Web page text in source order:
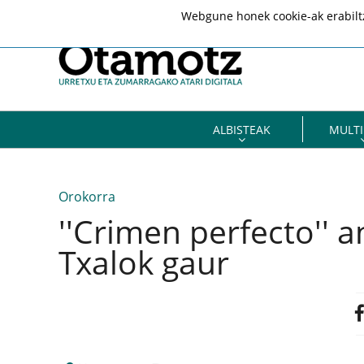
ALBISTEAK
Orokorra
''Crimen perfecto''
Txalok gaur
Webgune honek cookie-ak